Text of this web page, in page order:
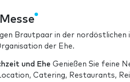
Brautpaar in der
der Ehe.
und Ehe Genießen Sie feine
Catering, Restaurants,